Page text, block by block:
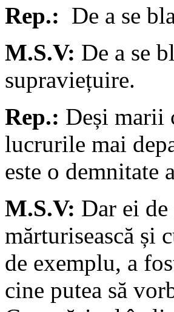
Rep.: De a se
M.S.V: De a se
supraviețuire.
Rep.: Deși marii
lucrurile mai
este o demnitate
M.S.V: Dar ei
mărturisească și
de exemplu, a
cine putea să